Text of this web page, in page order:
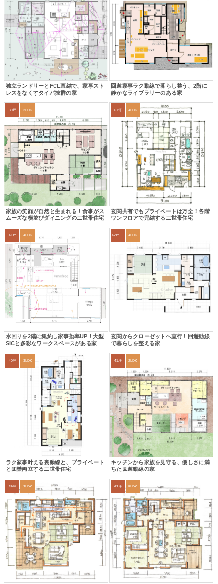
独立ランドリーとFCL直結で、家事スト
レスをなくすタイパ抜群の家
回遊家事ラク動線で暮らし整う、2階に
静かなライブラリーのある家
39坪 3LDK
家族の笑顔が自然と生まれる！食事がス
ムーズな横並びダイニングの二世帯住宅
61坪 4LDK
玄関共有でもプライベートは万全！各階
ワンフロアで完結する二世帯住宅
41坪 4LDK
水回りを2階に集約し家事効率UP！大型
SICと多彩なワークスペースがある家
42坪～45坪 4LDK
玄関からクローゼットへ直行！回遊動線
で暮らしを整える家
40坪 3LDK
ラク家事叶える裏動線と、プライベート
と団欒両立する二世帯住宅
41坪 2LDK
キッチンから家族を見守る、優しさに満
ちた回遊動線の家
39坪 3LDK 63坪 5LDK